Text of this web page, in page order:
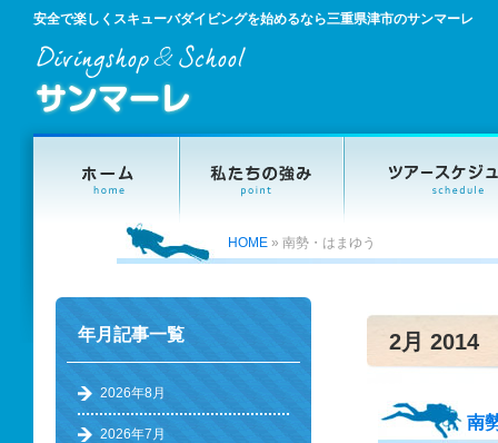
安全で楽しくスキューバダイビングを始めるなら三重県津市のサンマーレ
HOME » 南勢・はまゆう
2月 2014
南
年月記事一覧
2026年8月
2026年7月